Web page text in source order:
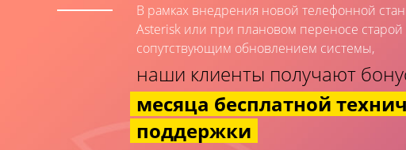
В рамках внедрения новой телефонной
Asterisk или при плановом переносе
сопутствующим обновлением системы,
наши клиенты получают
месяца бесплатной
поддержки